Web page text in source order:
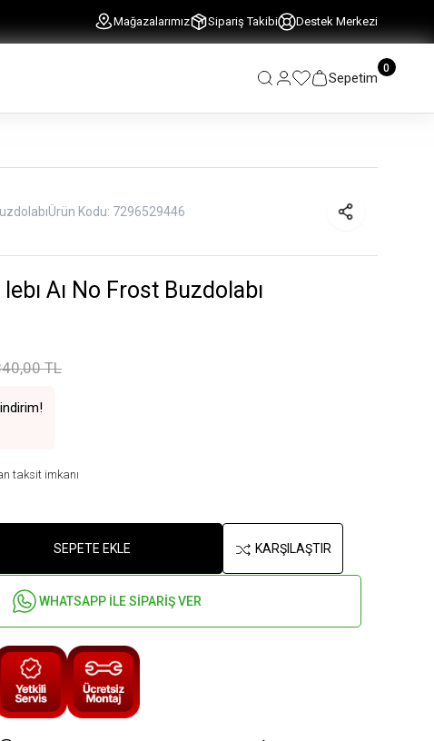
Mağazalarımız Sipariş Takibi Destek Merkezi
Sepetim
0
Ürün Kodu: 7296529446
Aı No Frost Buzdolabı
TL
taksit imkanı
SEPETE EKLE KARŞILAŞTIR
WHATSAPP İLE SİPARİŞ VER